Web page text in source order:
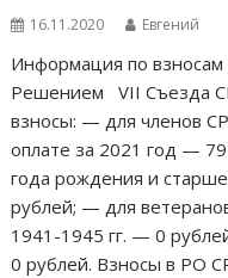
16.11.2020 Евгений
Информация по взносам
Решением VII Съезда
взносы: — для членов
оплате за 2021 год —
года рождения и
рублей; — для
1941-1945 гг. — 0
0 рублей. Взносы в РО